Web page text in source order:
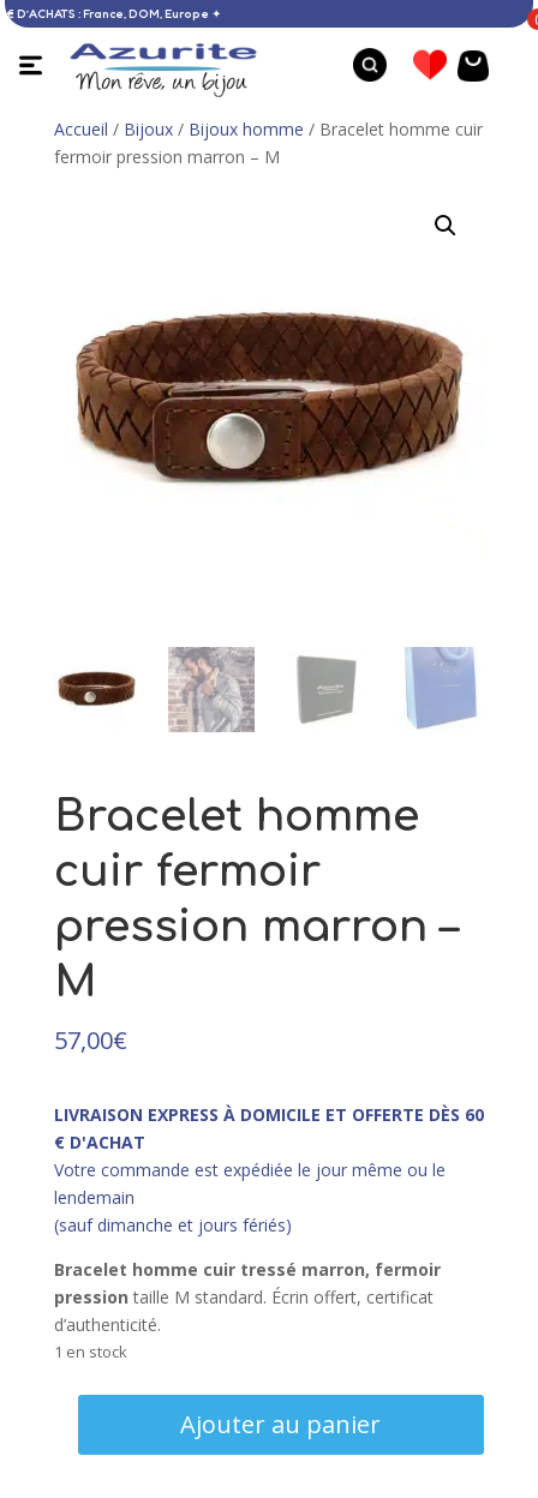
60 € D’ACHATS : France, DOM, Europe ✦
Accueil / Bijoux/ Bijoux homme / Bracelet homme cuir
fermoir pression marron – M
Bracelet homme
cuir fermoir
pression marron –
M
57,00€
LIVRAISON EXPRESS À DOMICILE ET OFFERTE DÈS 60
€ D'ACHAT
Votre commande est expédiée le jour même ou le
lendemain
(sauf dimanche et jours fériés)
Bracelet homme cuir tressé marron, fermoir
pressiontaille M standard. Écrin offert, certificat
d’authenticité.
1 en stock
Ajouter au panier